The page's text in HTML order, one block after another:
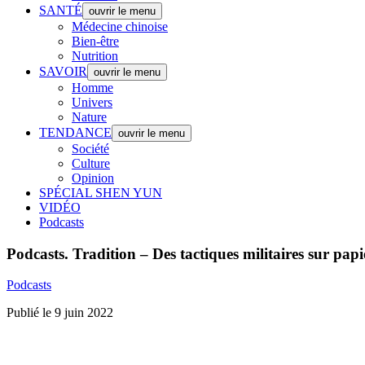
SANTÉ ouvrir le menu
Médecine chinoise
Bien-être
Nutrition
SAVOIR
ouvrir le menu
Homme
Univers
Nature
TENDANCE ouvrir le menu
Société
Culture
Opinion
SPÉCIAL SHEN YUN
VIDÉO
Podcasts
Podcasts. Tradition – Des tactiques militaires sur
Podcasts
Publié le 9 juin 2022